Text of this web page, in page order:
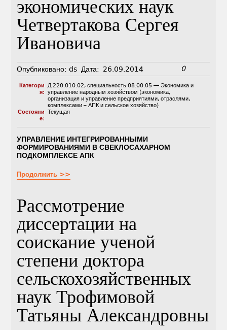
экономических наук
Четвертакова Сергея
Ивановича
Опубликовано: ds Дата: 26.09.2014 0
Категори
я:
Д 220.010.02, специальность 08.00.05 — Экономика и
управление народным хозяйством (экономика,
организация и управление предприятиями, отраслями,
комплексами – АПК и сельское хозяйство)
Состояни
е:
Текущая
УПРАВЛЕНИЕ ИНТЕГРИРОВАННЫМИ
ФОРМИРОВАНИЯМИ В СВЕКЛОСАХАРНОМ
ПОДКОМПЛЕКСЕ АПК
Продолжить >>
Рассмотрение
диссертации на
соискание ученой
степени доктора
сельскохозяйственных
наук Трофимовой
Татьяны Александровны